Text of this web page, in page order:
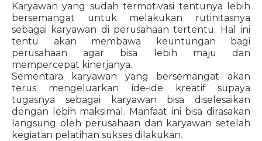
Karyawan yang sudah termotivasi tentunya lebih
bersemangat untuk melakukan rutinitasnya
sebagai karyawan di perusahaan tertentu. Hal ini
tentu akan membawa keuntungan bagi
perusahaan agar bisa lebih maju dan
mempercepat kinerjanya.
Sementara karyawan yang bersemangat akan
terus mengeluarkan ide-ide kreatif supaya
tugasnya sebagai karyawan bisa diselesaikan
dengan lebih maksimal. Manfaat ini bisa dirasakan
langsung oleh perusahaan dan karyawan setelah
kegiatan pelatihan sukses dilakukan.